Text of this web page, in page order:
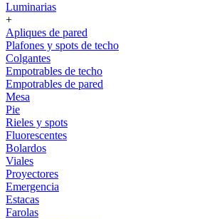
Luminarias
+
Apliques de pared
Plafones y spots de techo
Colgantes
Empotrables de techo
Empotrables de pared
Mesa
Pie
Rieles y spots
Fluorescentes
Bolardos
Viales
Proyectores
Emergencia
Estacas
Farolas